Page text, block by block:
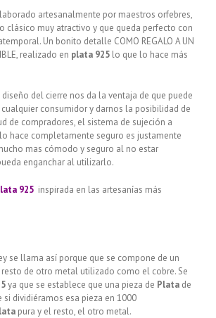
artesanalmente por maestros orfebres,
clásico muy atractivo y que queda perfecto con
Un bonito detalle COMO REGALO A UN
realizado en plata 925 lo que lo hace más
diseño del cierre nos da la ventaja de que puede
consumidor y darnos la posibilidad de
de compradores, el sistema de sujeción a
hace completamente seguro es justamente
mas cómodo y seguro al no estar
enganchar al utilizarlo.
925 inspirada en las artesanías más
se llama así porque que se compone de un
resto de otro metal utilizado como el cobre. Se
ya que se establece que una pieza de Plata de
si dividiéramos esa pieza en 1000
pura y el resto, el otro metal.